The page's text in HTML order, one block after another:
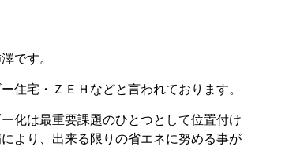
です。
宅・ＺＥＨなどと言われております。
化は最重要課題のひとつとして位置付け
より、出来る限りの省エネに努める事が